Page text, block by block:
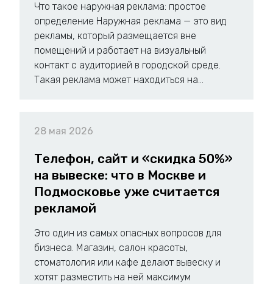
Что такое наружная реклама: простое
определение Наружная реклама — это вид
рекламы, который размещается вне
помещений и работает на визуальный
контакт с аудиторией в городской среде.
Такая реклама может находиться на...
28 мая 2026
Телефон, сайт и «скидка 50%»
на вывеске: что в Москве и
Подмосковье уже считается
рекламой
Это один из самых опасных вопросов для
бизнеса. Магазин, салон красоты,
стоматология или кафе делают вывеску и
хотят разместить на ней максимум